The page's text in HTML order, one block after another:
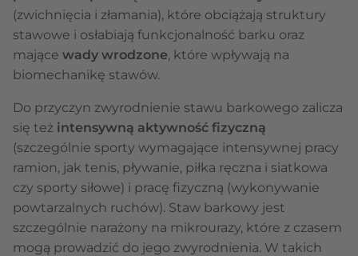
(zwichnięcia i złamania), które obciążają struktury
stawowe i osłabiają funkcjonalność barku oraz
mające wady wrodzone, które wpływają na
biomechanikę stawów.
Do przyczyn zwyrodnienie stawu barkowego zalicza
się też intensywną aktywność fizyczną
(szczególnie sporty wymagające intensywnej pracy
ramion, jak tenis, pływanie, piłka ręczna i siatkowa
czy sporty siłowe) i pracę fizyczną (wykonywanie
powtarzalnych ruchów). Staw barkowy jest
szczególnie narażony na mikrourazy, które z czasem
mogą prowadzić do jego zwyrodnienia. W takich